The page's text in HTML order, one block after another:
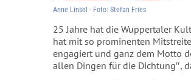
Anne Linsel - Foto: Stefan Fries
25 Jahre hat die Wuppertaler
hat mit so prominenten
engagiert und ganz dem Motto
allen Dingen für die Dichtung″,